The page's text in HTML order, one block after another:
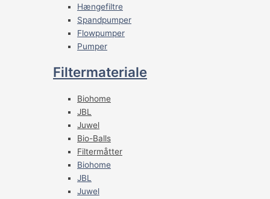
Hængefiltre
Spandpumper
Flowpumper
Pumper
Filtermateriale
Biohome
JBL
Juwel
Bio-Balls
Filtermåtter
Biohome
JBL
Juwel